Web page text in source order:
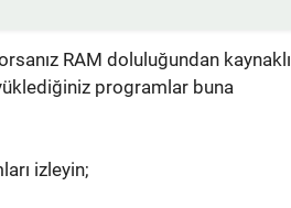
RAM doluluğundan kaynaklı
programlar buna
izleyin;